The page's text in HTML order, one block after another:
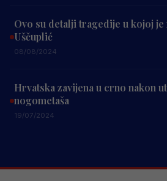
Ovo su detalji tragedije u kojoj je
Uščuplić
08/08/2024
Hrvatska zavijena u crno nakon
nogometaša
19/07/2024